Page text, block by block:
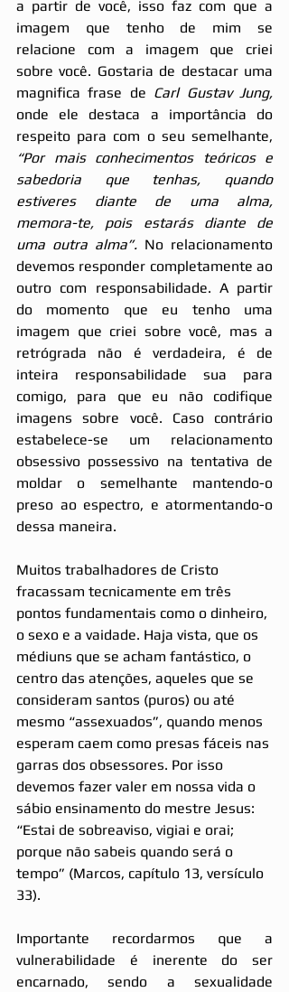
a partir de você, isso faz com que a
imagem que tenho de mim se
relacione com a imagem que criei
sobre você. Gostaria de destacar uma
magnifica frase de
onde ele destaca a importância do
“Por mais conhecimentos teóricos e
sabedoria que tenhas, quando
estiveres diante de uma alma,
memora-te, pois estarás diante de
uma outra alma”. No relacionamento
devemos responder completamente ao
outro com responsabilidade. A partir
do momento que eu tenho uma
imagem que criei sobre você, mas a
retrógrada não é verdadeira, é de
inteira responsabilidade sua para
comigo, para que eu não codifique
imagens sobre você. Caso contrário
estabelece-se um relacionamento
obsessivo possessivo na tentativa de
moldar o semelhante mantendo-o
preso ao espectro, e atormentando-o
dessa maneira.
Muitos trabalhadores de Cristo
fracassam tecnicamente em três
pontos fundamentais como o dinheiro,
o sexo e a vaidade. Haja vista, que os
médiuns que se acham fantástico, o
centro das atenções, aqueles que se
consideram santos (puros) ou até
mesmo “assexuados”, quando menos
esperam caem como presas fáceis nas
garras dos obsessores. Por isso
devemos fazer valer em nossa vida o
sábio ensinamento do mestre Jesus:
“Estai de sobreaviso, vigiai e orai;
porque não sabeis quando será o
tempo” (Marcos, capítulo 13, versículo
33).
Importante recordarmos que a
vulnerabilidade é inerente do ser
encarnado, sendo a sexualidade